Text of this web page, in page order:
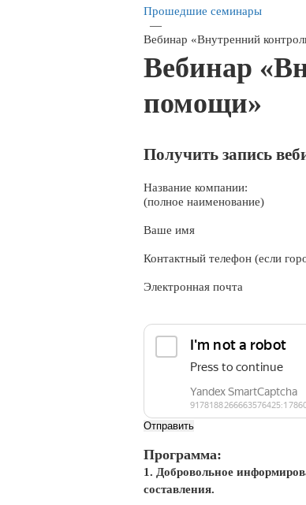
Прошедшие семинары
—
Вебинар «Внутренний
Вебинар
помощи»
Получить запись
Название компании:
(полное наименование)
Ваше имя
Контактный телефон (если
Электронная почта
Отправить
Программа:
1. Добровольное
составления.